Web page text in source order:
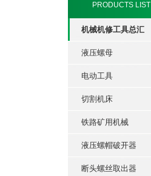
PRODUCTS LIST
机械机修工具总汇
液压螺母
电动工具
切割机床
铁路矿用机械
液压螺帽破开器
断头螺丝取出器